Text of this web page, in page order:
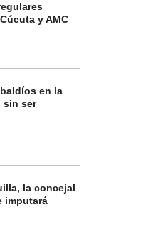
y AMC
en la
sin ser
la concejal
imputará